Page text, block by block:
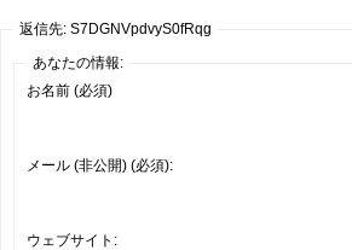
返信先: S7DGNVpdvyS0fRqg
あなたの情報:
お名前 (必須)
メール (非公開) (必須):
ウェブサイト: